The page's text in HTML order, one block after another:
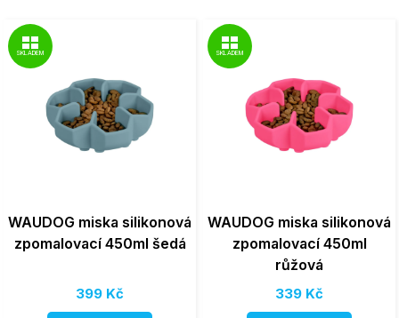
SKLADEM
WAUDOG miska silikonová
zpomalovací 450ml šedá
399 Kč
SKLADEM
WAUDOG miska silikonová
zpomalovací 450ml
růžová
339 Kč